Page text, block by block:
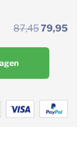
87,4579,95